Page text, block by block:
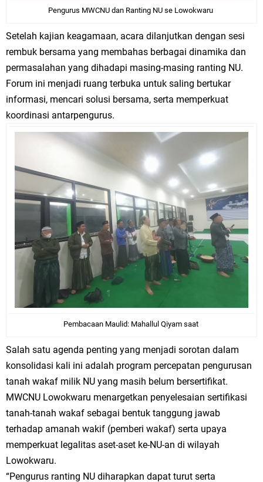
Pengurus MWCNU dan Ranting NU se Lowokwaru
Setelah kajian keagamaan, acara dilanjutkan dengan sesi
rembuk bersama yang membahas berbagai dinamika dan
permasalahan yang dihadapi masing-masing ranting NU.
Forum ini menjadi ruang terbuka untuk saling bertukar
informasi, mencari solusi bersama, serta memperkuat
koordinasi antarpengurus.
Pembacaan Maulid: Mahallul Qiyam saat
Salah satu agenda penting yang menjadi sorotan dalam
konsolidasi kali ini adalah program percepatan pengurusan
tanah wakaf milik NU yang masih belum bersertifikat.
MWCNU Lowokwaru menargetkan penyelesaian sertifikasi
tanah-tanah wakaf sebagai bentuk tanggung jawab
terhadap amanah wakif (pemberi wakaf) serta upaya
memperkuat legalitas aset-aset ke-NU-an di wilayah
Lowokwaru.
“Pengurus ranting NU diharapkan dapat turut serta